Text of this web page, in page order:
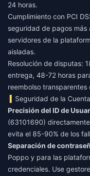
24 horas.
Cumplimiento con PCI
seguridad de pagos más
servidores de la
aisladas.
Resolución de disputas:
entrega, 48-72 horas
reembolso
Seguridad de la
Precisión del ID de
(63101690)
evita el 85-90% de los
Separación de
Poppo y para las
credenciales. Use